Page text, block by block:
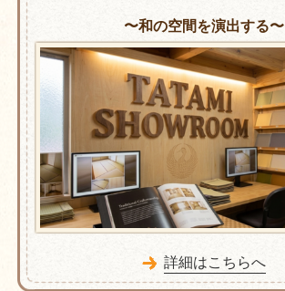
〜和の空間を演出する〜
詳細はこちらへ